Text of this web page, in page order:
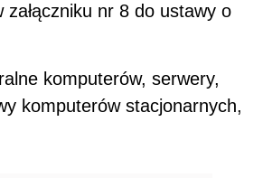
załączniku nr 8 do ustawy o
komputerów, serwery,
komputerów stacjonarnych,